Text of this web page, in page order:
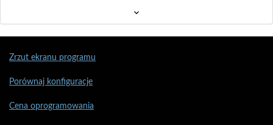
Zrzut ekranu programu
Porównaj konfiguracje
Cena oprogramowania